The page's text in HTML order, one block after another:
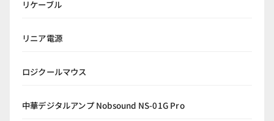
リケーブル
リニア電源
ロジクールマウス
中華デジタルアンプ Nobsound NS-01G Pro